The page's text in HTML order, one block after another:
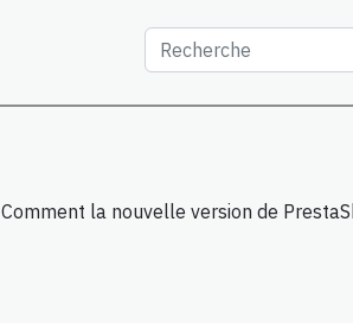
Comment la nouvelle version de